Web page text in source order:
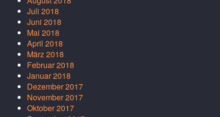
Juli 2018
Juni 2018
Mai 2018
April 2018
März 2018
Februar 2018
Januar 2018
Dezember 2017
November 2017
Oktober 2017